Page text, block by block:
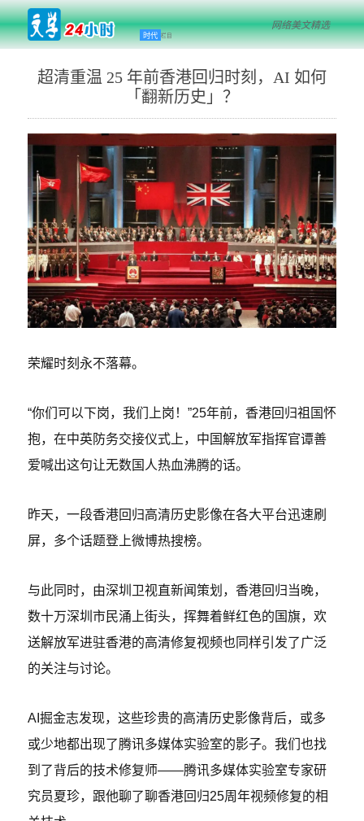
时代 栏目
网络美文精选
超清重温 25 年前香港回归时刻，AI 如何
「翻新历史」？
荣耀时刻永不落幕。
“你们可以下岗，我们上岗！”25年前，香港回归祖国怀
抱，在中英防务交接仪式上，中国解放军指挥官谭善
爱喊出这句让无数国人热血沸腾的话。
昨天，一段香港回归高清历史影像在各大平台迅速刷
屏，多个话题登上微博热搜榜。
与此同时，由深圳卫视直新闻策划，香港回归当晚，
数十万深圳市民涌上街头，挥舞着鲜红色的国旗，欢
送解放军进驻香港的高清修复视频也同样引发了广泛
的关注与讨论。
AI掘金志发现，这些珍贵的高清历史影像背后，或多
或少地都出现了腾讯多媒体实验室的影子。我们也找
到了背后的技术修复师——腾讯多媒体实验室专家研
究员夏珍，跟他聊了聊香港回归25周年视频修复的相